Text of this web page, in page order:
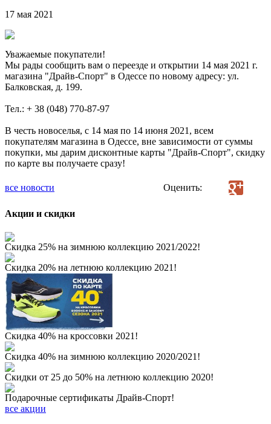
17 мая 2021
Уважаемые покупатели!
Мы рады сообщить вам о переезде и открытии 14 мая 2021 г.
магазина "Драйв-Спорт" в Одессе по новому адресу: ул.
Балковская, д. 199.
Тел.: + 38 (048) 770-87-97
В честь новоселья, с 14 мая по 14 июня 2021, всем
покупателям магазина в Одессе, вне зависимости от суммы
покупки, мы дарим дисконтные карты "Драйв-Спорт", скидку
по карте вы получаете сразу!
все новости Оценить:
Акции и скидки
Скидка 25% на зимнюю коллекцию 2021/2022!
Скидка 20% на летнюю коллекцию 2021!
Скидка 40% на кроссовки 2021!
Скидка 40% на зимнюю коллекцию 2020/2021!
Скидки от 25 до 50% на летнюю коллекцию 2020!
Подарочные сертификаты Драйв-Спорт!
все акции